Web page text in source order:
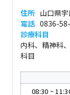
住所 山口県
電話 0836-
診療科目
内科、精神科
科目
08:30 ~